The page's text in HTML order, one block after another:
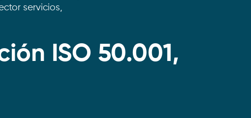
servicios,
ISO 50.001,